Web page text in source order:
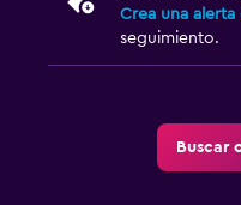
Crea una
seguimiento.
Buscar